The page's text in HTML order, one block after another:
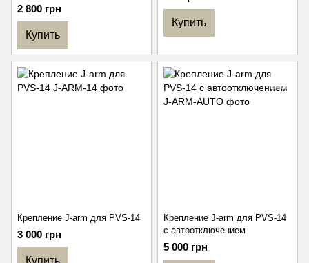
2 800 грн
Купить
Купить
Крепление J-arm для PVS-14
3 000 грн
Купить
Крепление J-arm для PVS-14
с автоотключением
5 000 грн